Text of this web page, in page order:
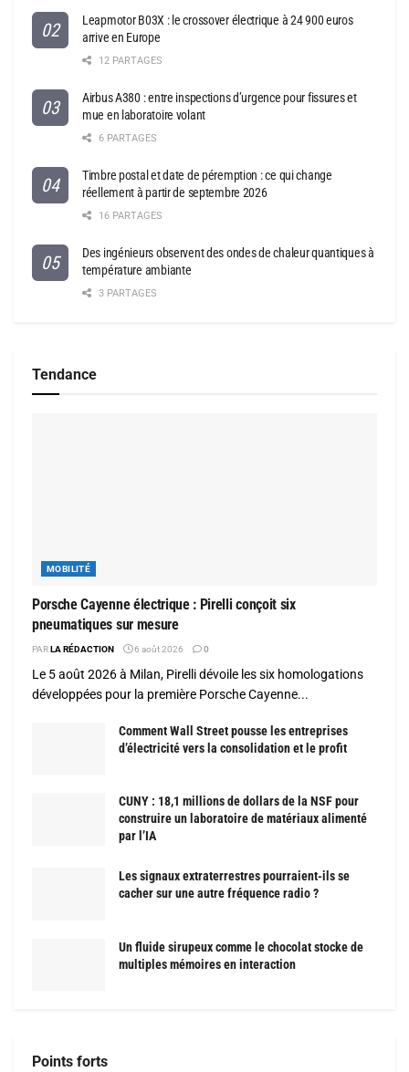
Leapmotor B03X : le crossover électrique à 24 900 euros
arrive en Europe
12 PARTAGES
Airbus A380 : entre inspections d’urgence pour fissures et
mue en laboratoire volant
6 PARTAGES
Timbre postal et date de péremption : ce qui change
réellement à partir de septembre 2026
16 PARTAGES
Des ingénieurs observent des ondes de chaleur quantiques à
température ambiante
3 PARTAGES
Tendance
MOBILITÉ
Porsche Cayenne électrique : Pirelli conçoit six
pneumatiques sur mesure
PARLA RÉDACTION 6 août 2026 0
Le 5 août 2026 à Milan, Pirelli dévoile les six homologations
développées pour la première Porsche Cayenne...
Comment Wall Street pousse les entreprises
d’électricité vers la consolidation et le profit
CUNY : 18,1 millions de dollars de la NSF pour
construire un laboratoire de matériaux alimenté
par l’IA
Les signaux extraterrestres pourraient-ils se
cacher sur une autre fréquence radio ?
Un fluide sirupeux comme le chocolat stocke de
multiples mémoires en interaction
Points forts